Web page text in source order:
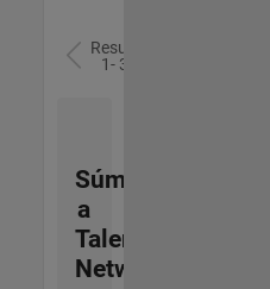
Resultados
1- 3 de
Súmese
a
Talent
Network